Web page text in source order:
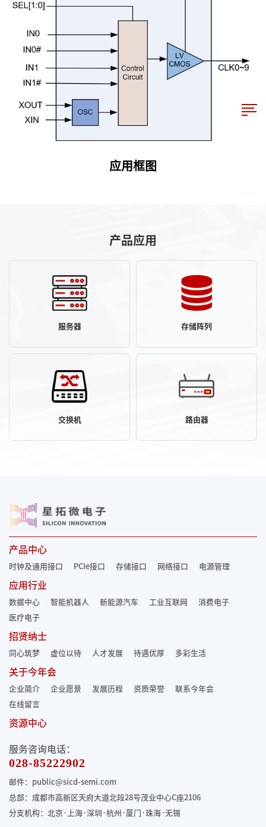
应用框图
产品应用
服务器 存储阵列
交换机 路由器
产品中心
时钟及通用接口 PCIe接口 存储接口 网络接口 电源管理
应用行业
数据中心 智能机器人 新能源汽车 工业互联网
消费电子
医疗电子
招贤纳士
同心筑梦 虚位以待 人才发展 待遇优厚 多彩生活
关于今年会
企业简介 企业愿景 发展历程 资质荣誉
联系今年会
在线留言
资源中心
服务咨询电话：
028-85222902
邮件：public@sicd-semi.com
总部：成都市高新区天府大道北段28号茂业中心C座2106
分支机构：北京·上海·深圳·杭州·厦门·珠海·无锡